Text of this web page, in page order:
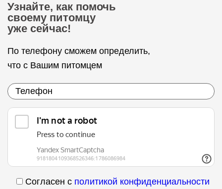
Узнайте, как помочь
своему питомцу
уже сейчас!
По телефону сможем определить,
что с Вашим питомцем
Согласен с политикой конфиденциальности